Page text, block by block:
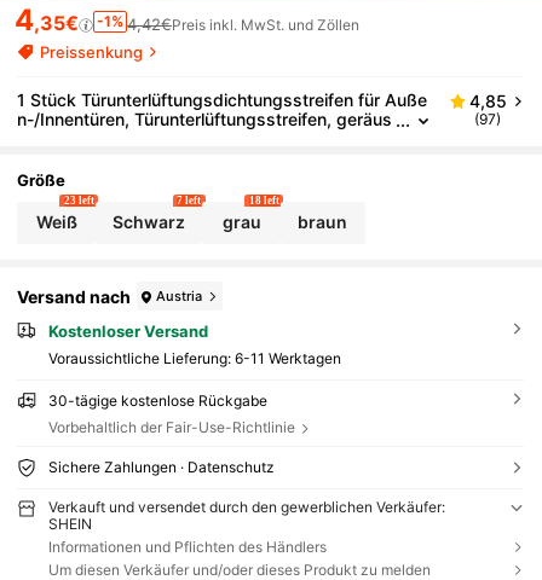
4,35€ -1% 4,42€Preis inkl. MwSt. und Zöllen
Preissenkung
1 Stück Türunterlüftungsdichtungsstreifen für Auße
n-/Innentüren, Türunterlüftungsstreifen, geräus
Außen- und Innentüren, winddichte Türdichtung, Ga
ragenfenster-Blocker, Schalldämmung, windundurc
hlässige Abdeckung, Türsockel-Schallschutz-Türau
fkleber
4,85
(97)
Größe
Weiß
23 left
Schwarz
7 left
grau
18 left
braun
Versand nach Austria
Kostenloser Versand
Voraussichtliche Lieferung: 6-11 Werktagen
30-tägige kostenlose Rückgabe
Vorbehaltlich der Fair-Use-Richtlinie
Sichere Zahlungen · Datenschutz
Verkauft und versendet durch den gewerblichen Verkäufer:
SHEIN
Informationen und Pflichten des Händlers
Um diesen Verkäufer und/oder dieses Produkt zu melden